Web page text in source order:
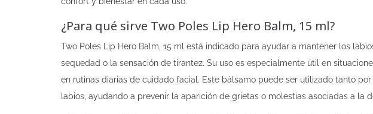
¿Para qué sirve Two Poles Lip Hero Balm, 15 ml?
Two Poles Lip Hero Balm, 15 ml está indicado para ayudar a mantener los
sequedad o la sensación de tirantez. Su uso es especialmente útil en
en rutinas diarias de cuidado facial. Este bálsamo puede ser utilizado tanto
labios, ayudando a prevenir la aparición de grietas o molestias asociadas a la